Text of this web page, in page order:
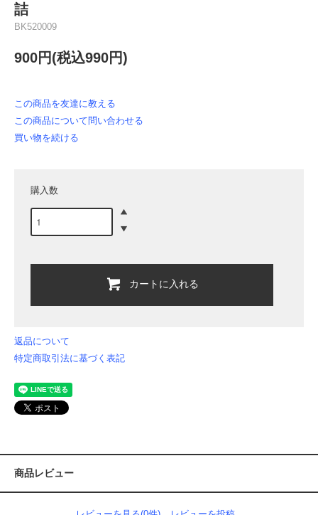
詰
BK520009
900円(税込990円)
この商品を友達に教える
この商品について問い合わせる
買い物を続ける
購入数
カートに入れる
返品について
特定商取引法に基づく表記
商品レビュー